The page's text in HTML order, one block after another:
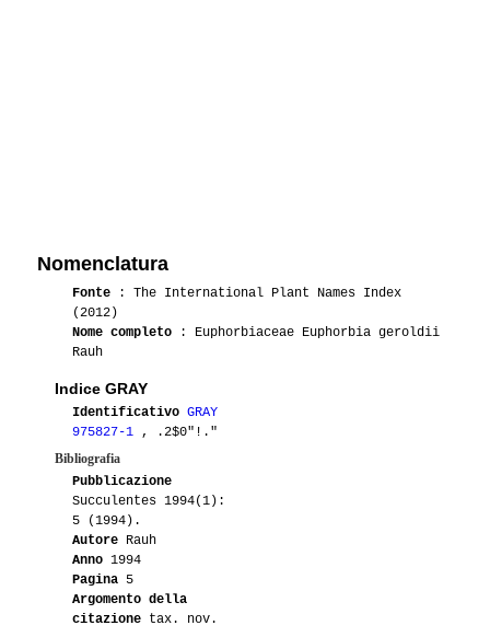
Nomenclatura
Fonte : The International Plant Names Index
(2012)
Nome completo : Euphorbiaceae Euphorbia geroldii
Rauh
Indice GRAY
Identificativo GRAY
975827-1 , .2$0"!."
Bibliografia
Pubblicazione
Succulentes 1994(1):
5 (1994).
Autore Rauh
Anno 1994
Pagina 5
Argomento della
citazione tax. nov.